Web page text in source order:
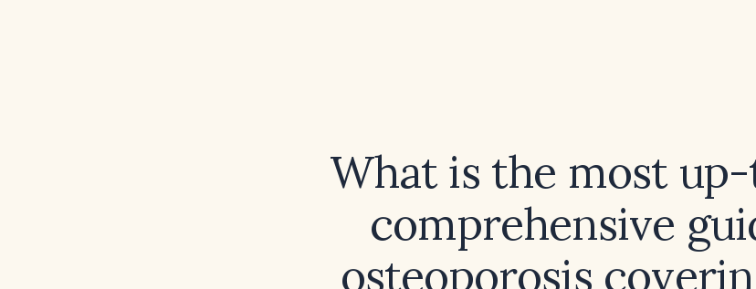
What is the most
comprehensive
osteoporosis